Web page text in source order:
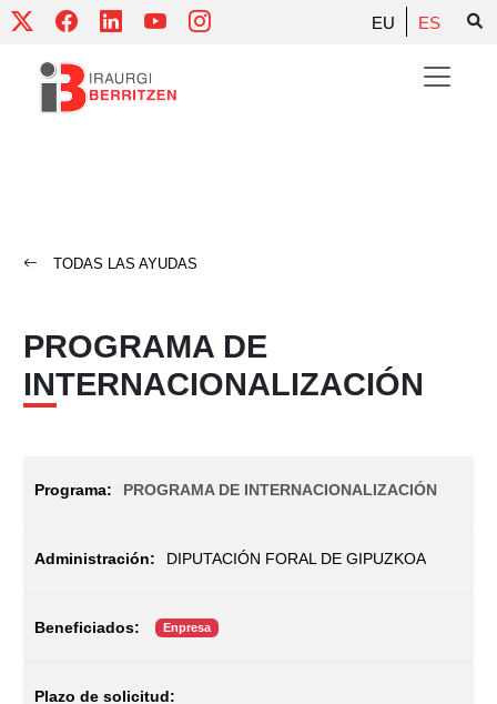
Skip
content
EU ES
TODAS LAS AYUDAS
PROGRAMA DE
INTERNACIONALIZACIÓN
PROGRAMA DE INTERNACIONALIZACIÓN
DIPUTACIÓN FORAL DE GIPUZKOA
Enpresa